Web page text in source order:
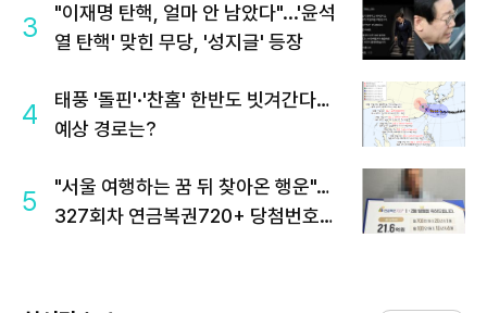
3
"이재명 탄핵, 얼마 안 남았다"...'윤석
열 탄핵' 맞힌 무당, '성지글' 등장
4
태풍 '돌핀'·'찬홈' 한반도 빗겨간다…
예상 경로는?
5
"서울 여행하는 꿈 뒤 찾아온 행운"…
327회차 연금복권720+ 당첨번호조